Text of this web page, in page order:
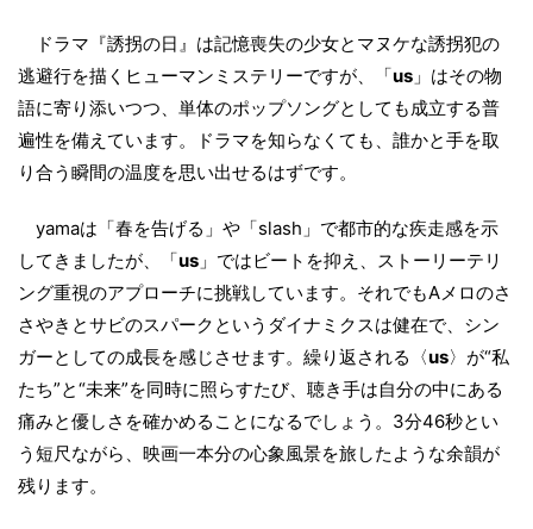
ドラマ『誘拐の日』は記憶喪失の少女とマヌケな誘拐犯の
逃避行を描くヒューマンミステリーですが、「us 」はその物
語に寄り添いつつ、単体のポップソングとしても成立する普
遍性を備えています。ドラマを知らなくても、誰かと手を取
り合う瞬間の温度を思い出せるはずです。
yamaは「春を告げる」や「slash」で都市的な疾走感を示
してきましたが、「us 」ではビートを抑え、ストーリーテリ
ング重視のアプローチに挑戦しています。それでもAメロのさ
さやきとサビのスパークというダイナミクスは健在で、シン
ガーとしての成長を感じさせます。繰り返される〈us〉が“私
たち”と“未来”を同時に照らすたび、聴き手は自分の中にある
痛みと優しさを確かめることになるでしょう。3分46秒とい
う短尺ながら、映画一本分の心象風景を旅したような余韻が
残ります。